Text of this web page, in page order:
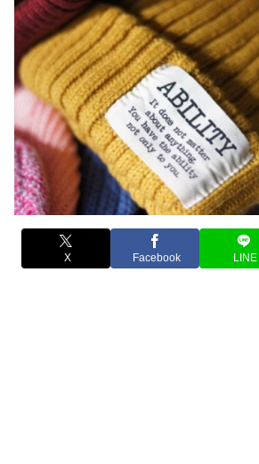
X Facebook LINE